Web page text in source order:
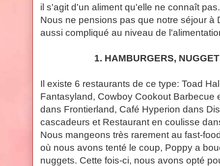
il s'agit d'un aliment qu'elle ne connaît
Nous ne pensions pas que notre séjour à
aussi compliqué au niveau de
1. HAMBURGERS,
Il existe 6 restaurants de ce type: Toad
Fantasyland, Cowboy Cookout Barbecue
dans Frontierland, Café Hyperion dans
cascadeurs et Restaurant en coulisse
Nous mangeons très rarement au fast-
où nous avons tenté le coup, Poppy a
nuggets. Cette fois-ci, nous avons opté